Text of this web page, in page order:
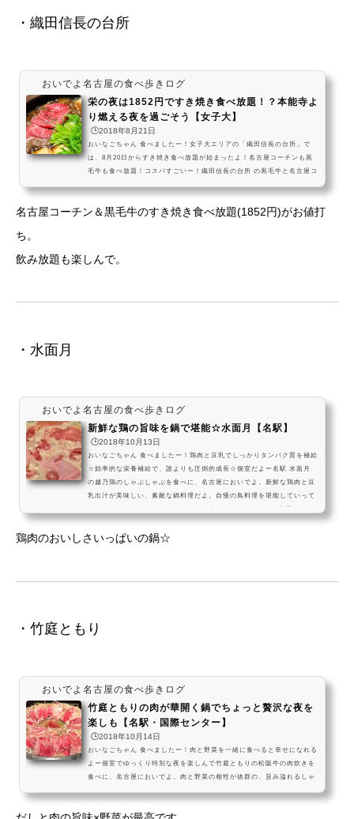
・織田信長の台所
おいでよ名古屋の食べ歩きログ
栄の夜は1852円ですき焼き食べ放題！？本能寺よ
り燃える夜を過ごそう【女子大】
🕒️2018年8月21日
おいなごちゃん 食べましたー！女子大エリアの「織田信長の台所」で
は、8月20日からすき焼き食べ放題が始まったよ！名古屋コーチンも黒
毛牛も食べ放題！コスパすごいー！織田信長の台所 の黒毛牛と名古屋コ
も野菜も食べ放題で大満足の120分。しっかり食べて お腹を満たしてい
ってねー！#飯テロ pic.twitter.com/nWnT5AFESm— おいでよ名古屋
名古屋コーチン＆黒毛牛のすき焼き食べ放題(1852円)がお値打
ち。
飲み放題も楽しんで。
・水面月
おいでよ名古屋の食べ歩きログ
新鮮な鶏の旨味を鍋で堪能☆水面月【名駅】
🕒️2018年10月13日
おいなごちゃん 食べましたー！鶏肉と豆乳でしっかりタンパク質を補給
☆効率的な栄養補給で、誰よりも圧倒的成長☆個室だよー名駅 水面月
の越乃鶏のしゃぶしゃぶを食べに、名古屋においでよ。新鮮な鶏肉と豆
乳出汁が美味しい、素敵な鍋料理だよ。自慢の鳥料理を堪能していって
agoya) 2018年5月2日ほかのしゃぶしゃぶのお店水面月へのアクセス 愛
知県名古屋市中村区名駅４丁目５−１５ 営業時間17時00分～0時00分
鶏肉のおいしさいっぱいの鍋☆
・竹庭ともり
おいでよ名古屋の食べ歩きログ
竹庭ともりの肉が華開く鍋でちょっと贅沢な夜を
楽しも【名駅・国際センター】
🕒️2018年10月14日
おいなごちゃん 食べましたー！肉と野菜を一緒に食べると幸せになれる
よー個室でゆっくり特別な夜を楽しんで竹庭ともりの松阪牛の肉炊きを
食べに、名古屋においでよ。肉と野菜の相性が抜群の、旨み溢れるしゃ
018年5月1日囲み枠aほかのしゃぶしゃぶの記事アクセス 愛知県名古屋